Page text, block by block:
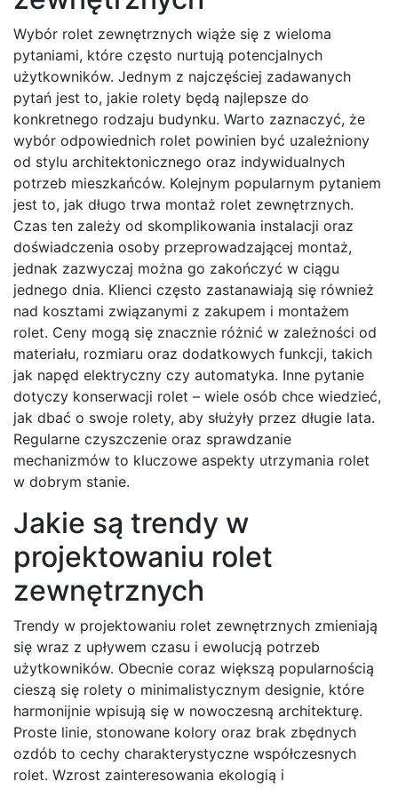
Wybór rolet zewnętrznych wiąże się z wieloma
pytaniami, które często nurtują potencjalnych
użytkowników. Jednym z najczęściej zadawanych
pytań jest to, jakie rolety będą najlepsze do
konkretnego rodzaju budynku. Warto zaznaczyć, że
wybór odpowiednich rolet powinien być uzależniony
od stylu architektonicznego oraz indywidualnych
potrzeb mieszkańców. Kolejnym popularnym pytaniem
jest to, jak długo trwa montaż rolet zewnętrznych.
Czas ten zależy od skomplikowania instalacji oraz
doświadczenia osoby przeprowadzającej montaż,
jednak zazwyczaj można go zakończyć w ciągu
jednego dnia. Klienci często zastanawiają się również
nad kosztami związanymi z zakupem i montażem
rolet. Ceny mogą się znacznie różnić w zależności od
materiału, rozmiaru oraz dodatkowych funkcji, takich
jak napęd elektryczny czy automatyka. Inne pytanie
dotyczy konserwacji rolet – wiele osób chce wiedzieć,
jak dbać o swoje rolety, aby służyły przez długie lata.
Regularne czyszczenie oraz sprawdzanie
mechanizmów to kluczowe aspekty utrzymania rolet
w dobrym stanie.
Jakie są trendy w
projektowaniu rolet
zewnętrznych
Trendy w projektowaniu rolet zewnętrznych zmieniają
się wraz z upływem czasu i ewolucją potrzeb
użytkowników. Obecnie coraz większą popularnością
cieszą się rolety o minimalistycznym designie, które
harmonijnie wpisują się w nowoczesną architekturę.
Proste linie, stonowane kolory oraz brak zbędnych
ozdób to cechy charakterystyczne współczesnych
rolet. Wzrost zainteresowania ekologią i